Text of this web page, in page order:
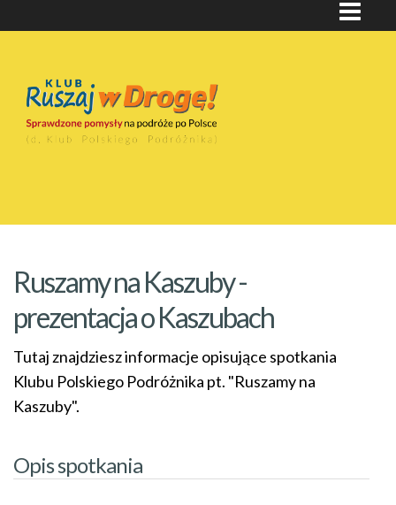
Ruszamy na Kaszuby -
prezentacja o Kaszubach
Tutaj znajdziesz informacje opisujące spotkania
Klubu Polskiego Podróżnika pt. "Ruszamy na
Kaszuby".
Opis spotkania